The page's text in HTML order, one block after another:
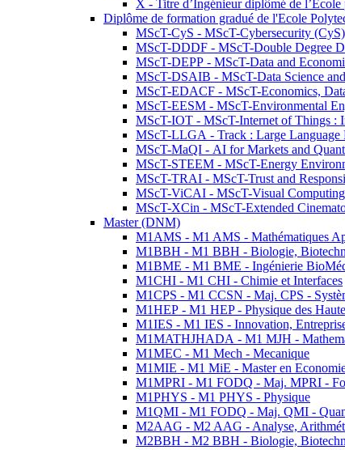
X - Titre d’Ingénieur diplômé de
Diplôme de formation gradué de l'Ecole
MScT-CyS - MScT-Cybersecurity (CyS)
MScT-DDDF - MScT-Double Degree
MScT-DEPP - MScT-Data and
MScT-DSAIB - MScT-Data Science
MScT-EDACF - MScT-Economics,
MScT-EESM - MScT-Environmental
MScT-IOT - MScT-Internet of Things :
MScT-LLGA - Track : Large Language
MScT-MaQI - AI for Markets and
MScT-STEEM - MScT-Energy
MScT-TRAI - MScT-Trust and
MScT-ViCAI - MScT-Visual
MScT-XCin - MScT-Extended
Master (DNM)
M1AMS - M1 AMS - Mathématiques
M1BBH - M1 BBH - Biologie,
M1BME - M1 BME - Ingénierie
M1CHI - M1 CHI - Chimie et Interfaces
M1CPS - M1 CCSN - Maj. CPS -
M1HEP - M1 HEP - Physique des
M1IES - M1 IES - Innovation,
M1MATHJHADA - M1 MJH -
M1MEC - M1 Mech - Mecanique
M1MIE - M1 MiE - Master en
M1MPRI - M1 FODQ - Maj. MPRI -
M1PHYS - M1 PHYS - Physique
M1QMI - M1 FODQ - Maj. QMI -
M2AAG - M2 AAG - Analyse,
M2BBH - M2 BBH - Biologie,